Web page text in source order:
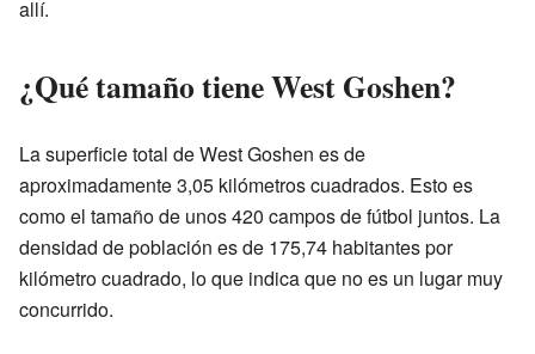
allí.
¿Qué tamaño tiene West Goshen?
La superficie total de West Goshen es de
aproximadamente 3,05 kilómetros cuadrados. Esto es
como el tamaño de unos 420 campos de fútbol juntos. La
densidad de población es de 175,74 habitantes por
kilómetro cuadrado, lo que indica que no es un lugar muy
concurrido.